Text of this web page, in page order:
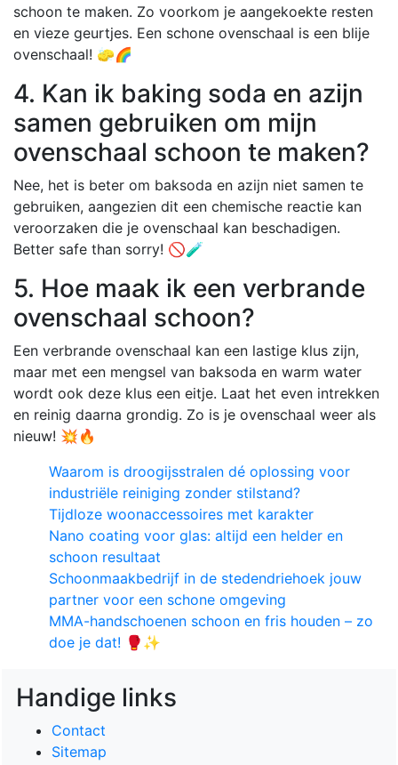
schoon te maken. Zo voorkom je aangekoekte resten
en vieze geurtjes. Een schone ovenschaal is een blije
ovenschaal! 🧽🌈
4. Kan ik baking soda en azijn
samen gebruiken om mijn
ovenschaal schoon te maken?
Nee, het is beter om baksoda en azijn niet samen te
gebruiken, aangezien dit een chemische reactie kan
veroorzaken die je ovenschaal kan beschadigen.
Better safe than sorry! 🚫🧪
5. Hoe maak ik een verbrande
ovenschaal schoon?
Een verbrande ovenschaal kan een lastige klus zijn,
maar met een mengsel van baksoda en warm water
wordt ook deze klus een eitje. Laat het even intrekken
en reinig daarna grondig. Zo is je ovenschaal weer als
nieuw! 💥🔥
Waarom is droogijsstralen dé oplossing voor
industriële reiniging zonder stilstand?
Tijdloze woonaccessoires met karakter
Nano coating voor glas: altijd een helder en
schoon resultaat
Schoonmaakbedrijf in de stedendriehoek jouw
partner voor een schone omgeving
MMA-handschoenen schoon en fris houden – zo
doe je dat! 🥊✨
Handige links
Contact
Sitemap